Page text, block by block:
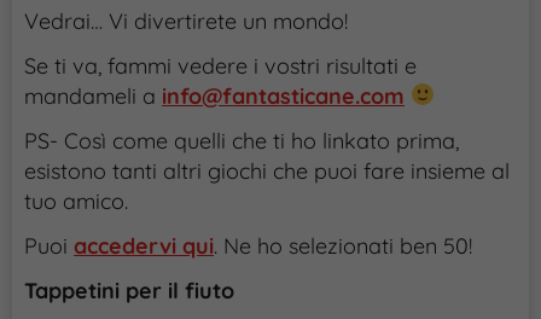
Vedrai… Vi divertirete un mondo!
Se ti va, fammi vedere i vostri risultati e
mandameli a info@fantasticane.com
PS- Così come quelli che ti ho linkato prima,
esistono tanti altri giochi che puoi fare insieme al
tuo amico.
Puoi accedervi qui. Ne ho selezionati ben 50!
Tappetini per il fiuto